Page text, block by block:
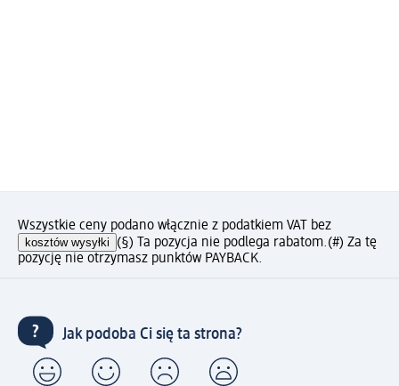
Wszystkie ceny podano włącznie z podatkiem VAT bez
kosztów wysyłki (§) Ta pozycja nie podlega rabatom.(#) Za tę
pozycję nie otrzymasz punktów PAYBACK.
Jak podoba Ci się ta strona?